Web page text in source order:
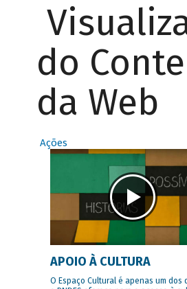
do
da Web
Ações
APOIO À CULTURA
O Espaço Cultural é apenas um dos